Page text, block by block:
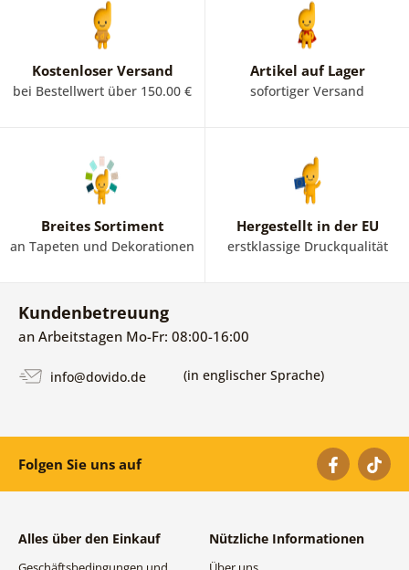
Kostenloser Versand
bei Bestellwert über 150.00 €
Artikel auf Lager
sofortiger Versand
Breites Sortiment
an Tapeten und Dekorationen
Hergestellt in der EU
erstklassige Druckqualität
Kundenbetreuung
an Arbeitstagen Mo-Fr: 08:00-16:00
info@dovido.de (in englischer Sprache)
Folgen Sie uns auf
Alles über den Einkauf Nützliche Informationen